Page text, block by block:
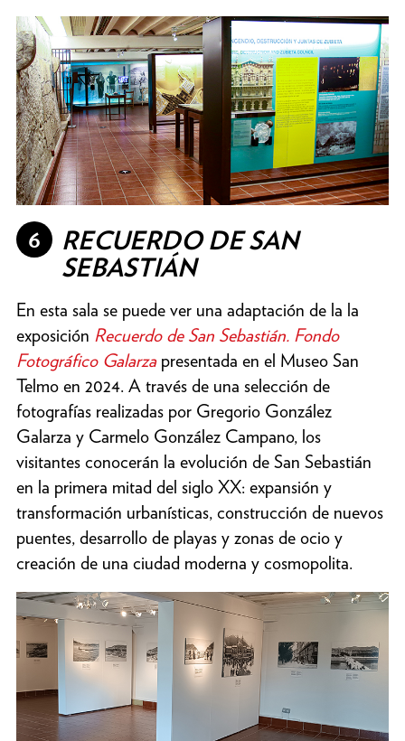
6
RECUERDO DE SAN
SEBASTIÁN
En esta sala se puede ver una adaptación de la la
exposición Recuerdo de San Sebastián. Fondo
Fotográfico Galarzapresentada en el Museo San
Telmo en 2024. A través de una selección de
fotografías realizadas por Gregorio González
Galarza y Carmelo González Campano, los
visitantes conocerán la evolución de San Sebastián
en la primera mitad del siglo XX: expansión y
transformación urbanísticas, construcción de nuevos
puentes, desarrollo de playas y zonas de ocio y
creación de una ciudad moderna y cosmopolita.